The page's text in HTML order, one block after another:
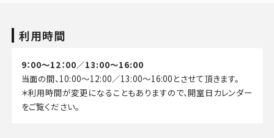
利用時間
9：00～12：00／13:00～16:00
当面の間、10:00～12:00／13:00～16:00とさせて頂きます。
＊利用時間が変更になることもありますので、開室日カレンダー
をご覧ください。